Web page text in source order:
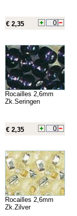
€ 2,35
Rocailles 2,6mm
Zk.Seringen
€ 2,35
Rocailles 2,6mm
Zk.Zilver